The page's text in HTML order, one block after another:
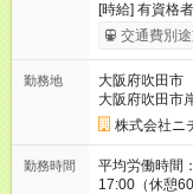
[時給] 有資格者：
度あり 進級により給
あり 試用期
交通費別
勤務地
大阪府吹田市
大阪府吹田市
株式会社ニ
勤務時間
平均労働時間
17:00（休憩60分） ※シフト制 ※週1～2